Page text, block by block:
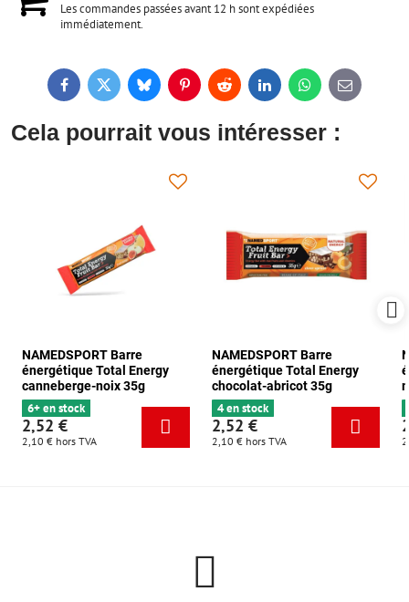
Les commandes passées avant 12 h sont expédiées
immédiatement.
FacebookTwitterBlueskyPinterestReddit LinkedInWhatsApp
E-
mail
Cela pourrait vous intéresser :
NAMEDSPORT Barre
énergétique Total Energy
canneberge-noix 35g
6+ en stock
2,52 €
2,10 € hors TVA
NAMEDSPORT Barre
énergétique Total Energy
chocolat-abricot 35g
4 en stock
2,52 €
2,10 € hors TVA